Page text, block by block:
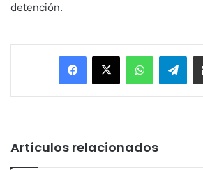
detención.
Facebook
X WhatsApp
Artículos relacionados